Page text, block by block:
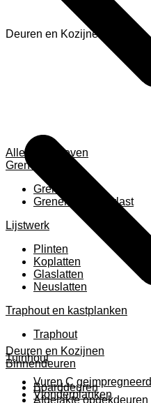
Alles weergeven
Grenen
Grenen B ruw
Grenen gevingerlast
Lijstwerk
Plinten
Koplatten
Glaslatten
Neuslatten
Traphout en kastplanken
Traphout
Tuinhout
Vuren C geimpregneerd
Vlonderplanken
Deuren en Kozijnen
Deuren en Kozijnen
Binnendeuren
Boarddeuren
Afgelakte opdekdeuren